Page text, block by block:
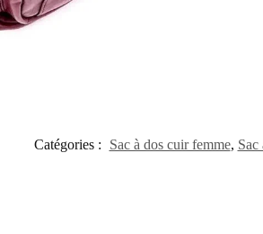
Catégories : Sac à dos cuir femme, Sac